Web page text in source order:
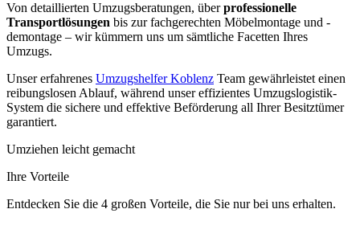
Von detaillierten Umzugsberatungen, überprofessionelle
Transportlösungen bis zur fachgerechten Möbelmontage und -
demontage – wir kümmern uns um sämtliche Facetten Ihres
Umzugs.
Unser erfahrenes Umzugshelfer Koblenz Team gewährleistet einen
reibungslosen Ablauf, während unser effizientes Umzugslogistik-
System die sichere und effektive Beförderung all Ihrer Besitztümer
garantiert.
Umziehen leicht gemacht
Ihre Vorteile
Entdecken Sie die 4 großen Vorteile, die Sie nur bei uns erhalten.